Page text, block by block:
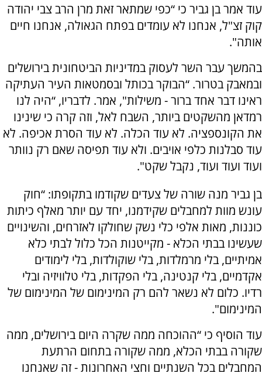
עוד אמר בן גביר כי “כפי שמתאר זאת מרן הרב צבי יהודה
קוק זצ"ל, אנחנו לא עומדים בפתח הגאולה, אנחנו חיים
אותה".
בהמשך עבר השר לעסוק במדיניות הביטחונית בירושלים
ובמאבק בטרור. “הבוקר בכותל ובסמטאות העיר העתיקה
ראינו דבר אחד ברור - משילות", אמר. לדבריו, “היה לנו
רמדאן מהשקטים ביותר, השבח לאל, וזה קרה כי שינינו
את הקונספציה. לא עוד הכלה. לא עוד הסרת אכיפה. לא
עוד סבלנות כלפי אויבים. ולא עוד תפיסה שאם רק נוותר
ועוד ועוד ועוד, נקבל שקט".
בן גביר מנה שורה של צעדים שקודמו בתקופתו: “חוק
עונש מוות למחבלים שקידמנו, יחד עם יותר מאלף כיתות
כוננות, מאות אלפי כלי נשק שחולקו לאזרחים, והשינויים
שעשינו בבתי הכלא - מקייטנות הכל כלול לבתי כלא
אמיתיים, בלי מרמלדות, בלי שוקולדות, בלי לימודים
אקדמיים, בלי קנטינה, בלי הפקדות, בלי טלוויזיה ובלי
רדיו. כלום לא נשאר להם רק המינימום של המינימום של
המינימום".
עוד הוסיף כי “ההוכחה ממה שקרה היום בירושלים, ממה
שקורה בבתי הכלא, ממה שקורה בתחום הרתעת
המחבלים בכל השנתיים וחצי האחרונות - זה שאנחנו